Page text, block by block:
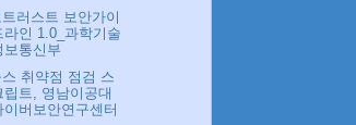
러스트 보안가이
라인 1.0_과학기술
보통신부
스 취약점 점검 스
립트, 영남이공대
이버보안연구센터